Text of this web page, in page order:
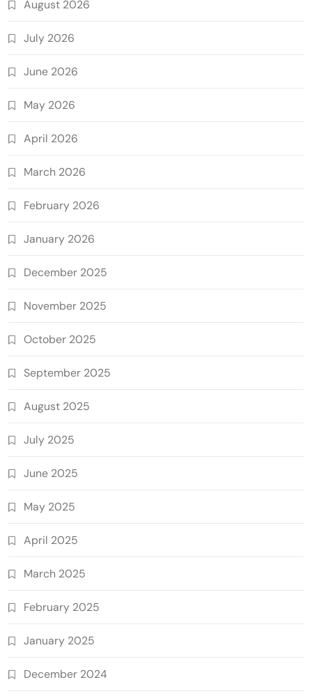
August 2026
July 2026
June 2026
May 2026
April 2026
March 2026
February 2026
January 2026
December 2025
November 2025
October 2025
September 2025
August 2025
July 2025
June 2025
May 2025
April 2025
March 2025
February 2025
January 2025
December 2024